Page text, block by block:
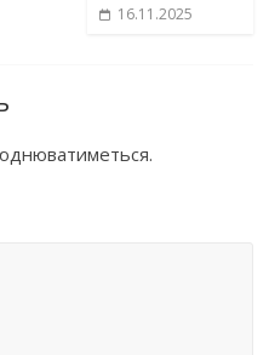
16.11.2025